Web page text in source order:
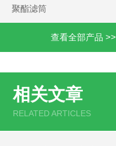
聚酯滤筒
查看全部产品 >>
相关文章
RELATED ARTICLES